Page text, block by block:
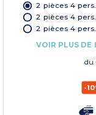
2 pièces 4
2 pièces 4
2 pièces 4
VOIR PLUS DE
du
-